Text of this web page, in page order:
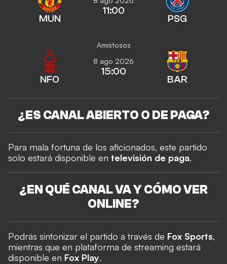
MUN
11:00
PSG
Amistosos
NFO
8 ago 2026
15:00
BAR
¿ES CANAL ABIERTO O DE PAGA?
Para mala fortuna de los aficionados, este partido
solo estará disponible en televisión de paga.
¿EN QUÉ CANAL VA Y CÓMO VER
ONLINE?
Podrás sintonizar el partido a través de Fox Sports,
mientras que en plataforma de streaming estará
disponible en Fox Play.